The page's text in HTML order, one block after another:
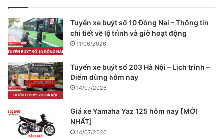
Tuyến xe buýt số 10 Đồng Nai – Thông tin
chi tiết về lộ trình và giờ hoạt động
11/06/2026
Tuyến xe buýt số 203 Hà Nội – Lịch trình –
Điểm dừng hôm nay
14/07/2026
Giá xe Yamaha Yaz 125 hôm nay [MỚI
NHẤT]
14/07/2026